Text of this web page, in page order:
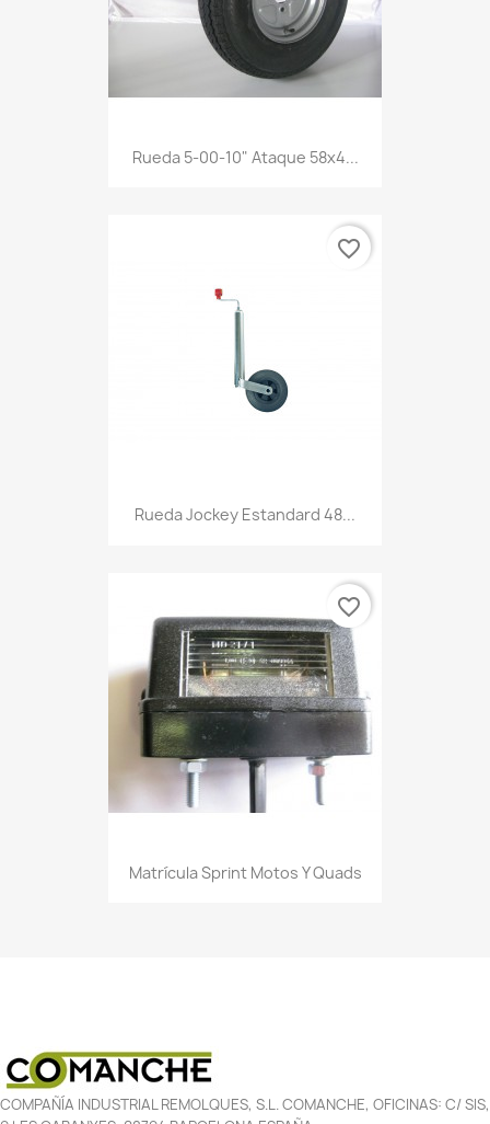
Rueda 5-00-10" Ataque 58x4...
Rueda Jockey Estandard 48...
favorite_border
Matrícula Sprint Motos Y Quads
favorite_border
COMPAÑÍA INDUSTRIAL REMOLQUES, S.L. COMANCHE, OFICINAS: C/ SIS,